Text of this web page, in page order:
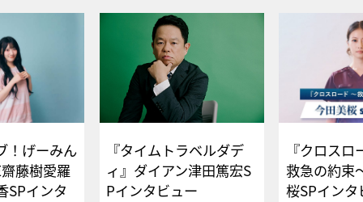
！げーみん
藤樹愛羅
SPインタ
『タイムトラベルダデ
ィ』ダイアン津田篤宏S
Pインタビュー
『クロス
救急の約束
桜SPイ